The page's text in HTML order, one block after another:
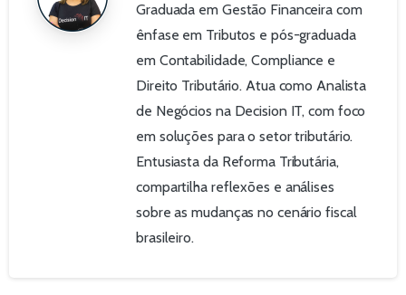
Graduada em Gestão Financeira com
ênfase em Tributos e pós-graduada
em Contabilidade, Compliance e
Direito Tributário. Atua como Analista
de Negócios na Decision IT, com foco
em soluções para o setor tributário.
Entusiasta da Reforma Tributária,
compartilha reflexões e análises
sobre as mudanças no cenário fiscal
brasileiro.